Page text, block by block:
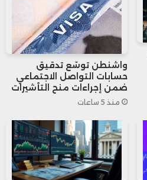
واشنطن توسّع تدقيق
حسابات التواصل الاجتماعي
ضمن إجراءات منح التأشيرات
منذ 5 ساعات